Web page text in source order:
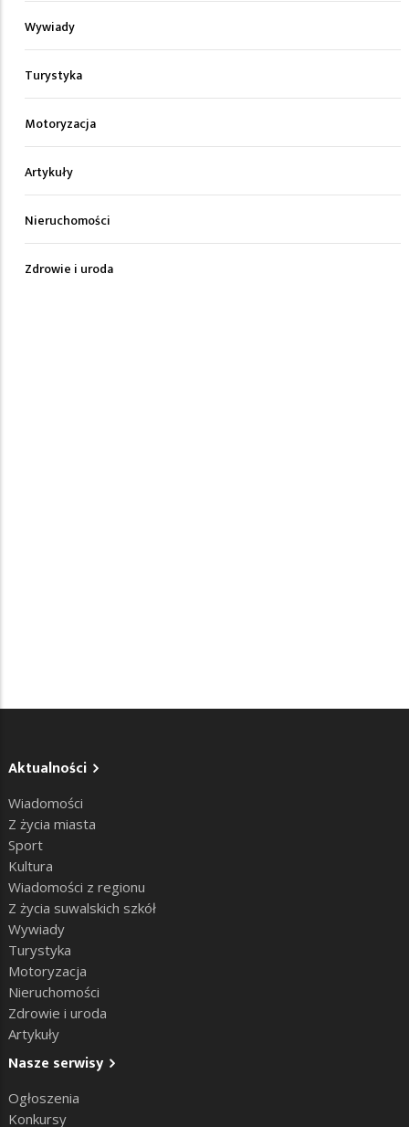
Wywiady
Turystyka
Motoryzacja
Artykuły
Nieruchomości
Zdrowie i uroda
Aktualności
Wiadomości
Z życia miasta
Sport
Kultura
Wiadomości z regionu
Z życia suwalskich szkół
Wywiady
Turystyka
Motoryzacja
Nieruchomości
Zdrowie i uroda
Artykuły
Nasze serwisy
Ogłoszenia
Konkursy